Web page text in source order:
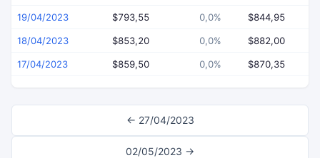
19/04/2023 $793,55 0,0% $844,95
18/04/2023 $853,20 0,0% $882,00
17/04/2023 $859,50 0,0% $870,35
← 27/04/2023
02/05/2023 →